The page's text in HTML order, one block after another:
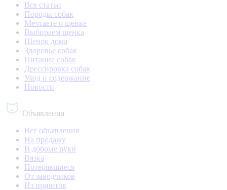
Все статьи
Породы собак
Мечтаете о щенке
Выбираем щенка
Щенок дома
Здоровье собак
Питание собак
Дрессировка собак
Уход и содержание
Новости
Объявления
Все объявления
На продажу
В добрые руки
Вязка
Потерявшиеся
От заводчиков
Из приютов